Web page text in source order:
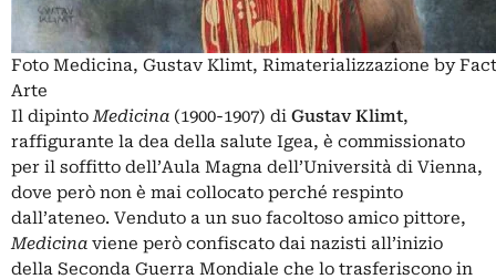
Foto Medicina, Gustav Klimt, Rimaterializzazione by
Arte
Il dipintoMedicina (1900-1907) di Gustav Klimt,
raffigurante la dea della salute Igea, è commissionato
per il soffitto dell’Aula Magna dell’Università di Vienna,
dove però non è mai collocato perché respinto
dall’ateneo. Venduto a un suo facoltoso amico pittore,
Medicina viene però confiscato dai nazisti all’inizio
della Seconda Guerra Mondiale che lo trasferiscono in